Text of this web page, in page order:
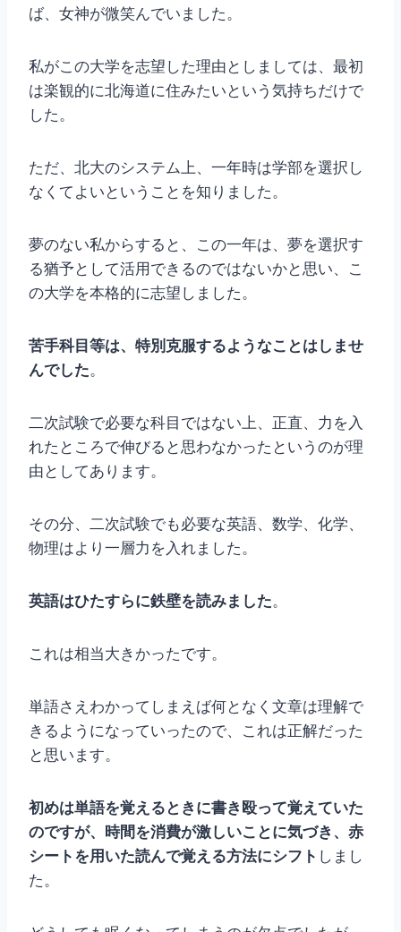
ば、女神が微笑んでいました。
私がこの大学を志望した理由としましては、最初
は楽観的に北海道に住みたいという気持ちだけで
した。
ただ、北大のシステム上、一年時は学部を選択し
なくてよいということを知りました。
夢のない私からすると、この一年は、夢を選択す
る猶予として活用できるのではないかと思い、こ
の大学を本格的に志望しました。
苦手科目等は、特別克服するようなことはしませ
んでした。
二次試験で必要な科目ではない上、正直、力を入
れたところで伸びると思わなかったというのが理
由としてあります。
その分、二次試験でも必要な英語、数学、化学、
物理はより一層力を入れました。
英語はひたすらに鉄壁を読みました。
これは相当大きかったです。
単語さえわかってしまえば何となく文章は理解で
きるようになっていったので、これは正解だった
と思います。
初めは単語を覚えるときに書き殴って覚えていた
のですが、時間を消費が激しいことに気づき、赤
シートを用いた読んで覚える方法にシフト しまし
た。